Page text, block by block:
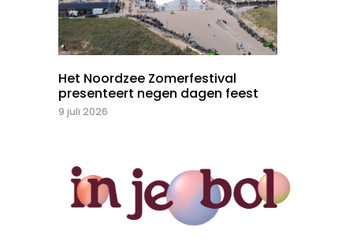
Het Noordzee Zomerfestival
presenteert negen dagen feest
9 juli 2026